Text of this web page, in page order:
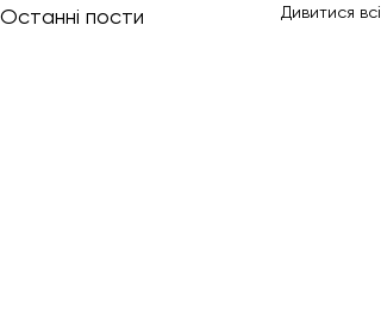
Останні пости Дивитися всі